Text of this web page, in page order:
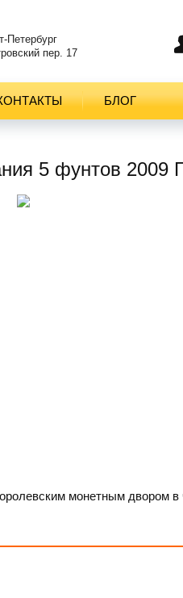
Петербург
пер. 17
БЛОГ
5 фунтов 2009
монетным двором в